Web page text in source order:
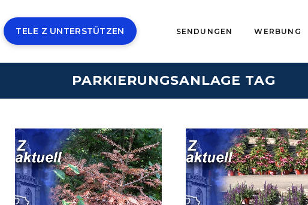
TELE Z UNTERSTÜTZEN SENDUNGEN WERBUNG
PARKIERUNGSANLAGE TAG